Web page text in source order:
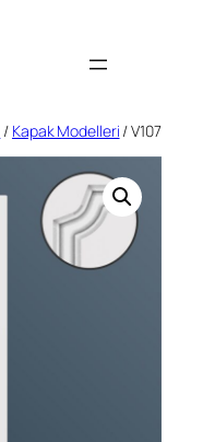
/ Kapak Modelleri / V107